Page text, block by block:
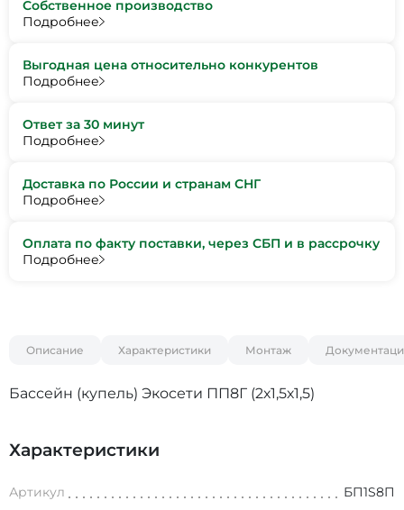
Собственное производство
Подробнее
Выгодная цена относительно конкурентов
Подробнее
Ответ за 30 минут
Подробнее
Доставка по России и странам СНГ
Подробнее
Оплата по факту поставки, через СБП и в рассрочку
Подробнее
Описание Характеристики Монтаж
Бассейн (купель) Экосети ПП8Г (2х1,5х1,5)
Характеристики
Артикул
БП1S8П